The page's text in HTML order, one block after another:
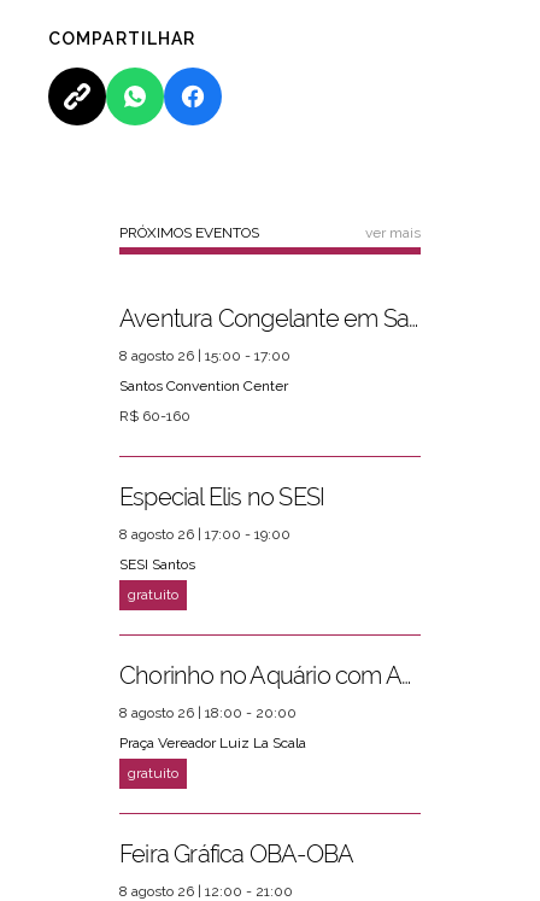
COMPARTILHAR
PRÓXIMOS EVENTOS ver mais
Aventura Congelante em Santos
8 agosto 26 | 15:00 - 17:00
Santos Convention Center
R$ 60-160
Especial Elis no SESI
8 agosto 26 | 17:00 - 19:00
SESI Santos
Chorinho no Aquário com Amigos da Música e Mari Torres
8 agosto 26 | 18:00 - 20:00
Praça Vereador Luiz La Scala
Feira Gráfica OBA-OBA
8 agosto 26 | 12:00 - 21:00